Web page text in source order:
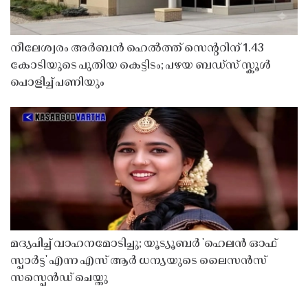
നീലേശ്വരം അർബൻ ഹെൽത്ത് സെൻ്ററിന് 1.43
കോടിയുടെ പുതിയ കെട്ടിടം; പഴയ ബഡ്സ് സ്കൂൾ
പൊളിച്ച് പണിയും
മദ്യപിച്ച് വാഹനമോടിച്ചു; യൂട്യൂബർ 'ഹെലൻ ഓഫ്
സ്പാർട്ട' എന്ന എസ് ആർ ധന്യയുടെ ലൈസൻസ്
സസ്പെൻഡ് ചെയ്തു ​​​​​​​